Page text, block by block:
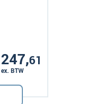
247,61
ex. BTW